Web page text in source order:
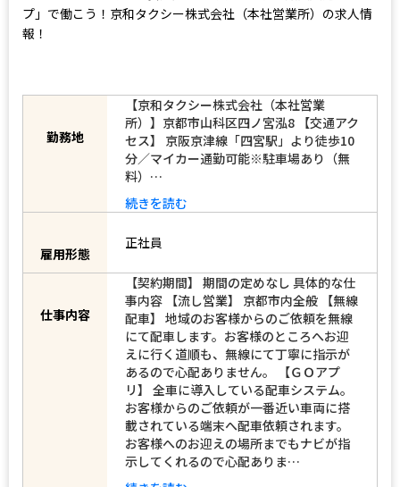
す！ＧＯアプリ導入で安定売上が可能！大手「滋賀交通グルー
プ」で働こう！京和タクシー株式会社（本社営業所）の求人情
【京和タクシー株式会社（本社営業
所）】京都市山科区四ノ宮泓8 【交通アク
セス】 京阪京津線「四宮駅」より徒歩10
料）…
続きを読む
正社員
【契約期間】 期間の定めなし 具体的な仕
事内容 【流し営業】 京都市内全般 【無線
配車】 地域のお客様からのご依頼を無線
にて配車します。お客様のところへお迎
えに行く道順も、無線にて丁寧に指示が
あるので心配ありません。 【ＧＯアプ
リ】 全車に導入している配車システム。
お客様からのご依頼が一番近い車両に搭
載されている端末へ配車依頼されます。